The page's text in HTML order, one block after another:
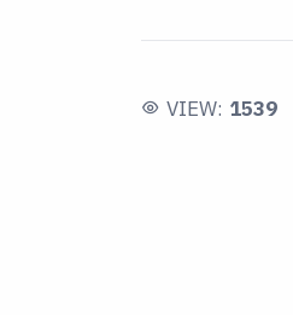
VIEW: 1539